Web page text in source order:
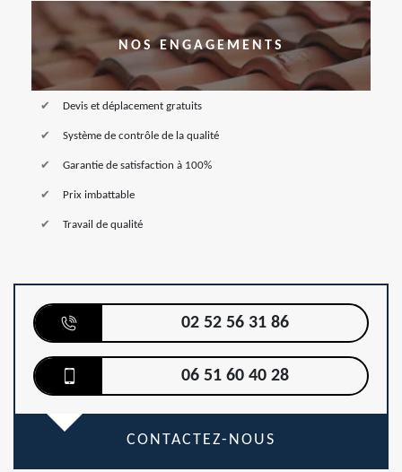
NOS ENGAGEMENTS
Devis et déplacement gratuits
Système de contrôle de la qualité
Garantie de satisfaction à 100%
Prix imbattable
Travail de qualité
02 52 56 31 86
06 51 60 40 28
CONTACTEZ-NOUS